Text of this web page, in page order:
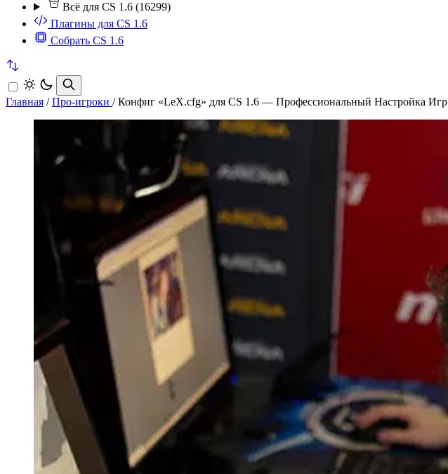
Всё для CS 1.6 (16299)
Плагины для CS 1.6
Собрать CS 1.6
Главная / Про-игроки / Конфиг «LeX.cfg» для CS 1.6 — Профессиональный Настройка Игр